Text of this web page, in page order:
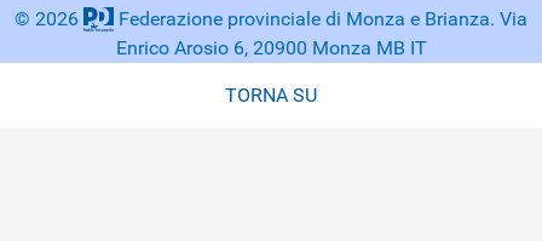
© 2026
Federazione provinciale di Monza e Brianza. Via
Enrico Arosio 6, 20900 Monza MB IT
TORNA SU